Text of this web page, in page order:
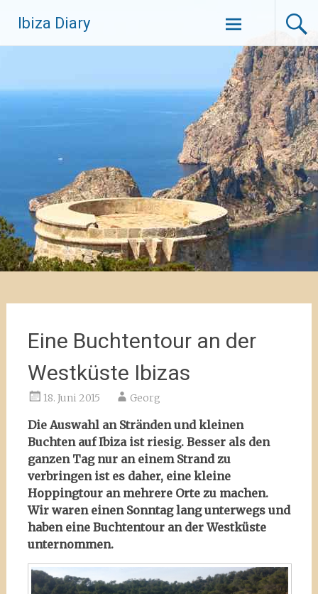
Inhalt
springen
Ibiza Diary
Eine Buchtentour an der
Westküste Ibizas
18. Juni 2015 Georg
Die Auswahl an Stränden und kleinen
Buchten auf Ibiza ist riesig. Besser als den
ganzen Tag nur an einem Strand zu
verbringen ist es daher, eine kleine
Hoppingtour an mehrere Orte zu machen.
Wir waren einen Sonntag lang unterwegs und
haben eine Buchtentour an der Westküste
unternommen.